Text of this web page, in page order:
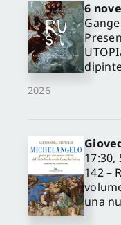
2026
6
17:30,
142 –
una